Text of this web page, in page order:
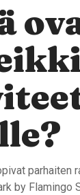
parhaiten
by Flamingo